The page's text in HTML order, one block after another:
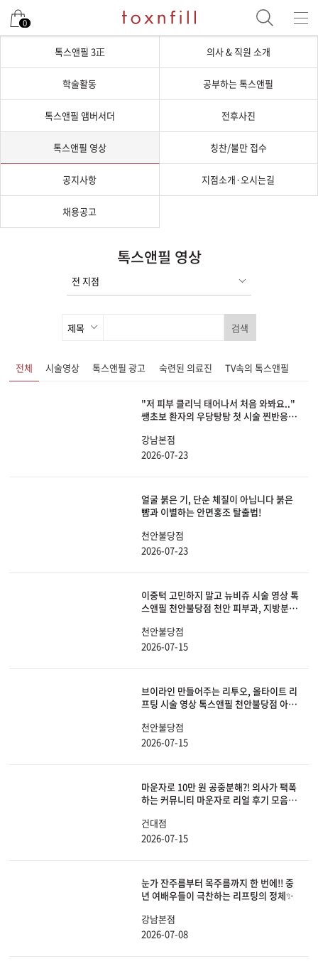
0
톡스앤필 3正 의사 & 직원 소개
학술활동 공부하는 톡스앤필
톡스앤필 앰버서더 전후사진
톡스앤필 영상 칭찬/불만 접수
공지사항 지점소개·오시는길
채용공고
톡스앤필 영상
검색
전체 시술영상 톡스앤필 광고 숙련된 의료진 TV속의 톡스앤필
"저 피부 클리닉 태어나서 처음 와봐요.."
쌩초보 환자의 우당탕탕 첫 시술 찐반응ㅋ
강남본점
2026-07-23
얼굴 붉은 기, 단순 체질이 아닙니다 붉은
뺨과 이별하는 안면홍조 탈출법!
천안불당점
2026-07-23
이중턱 고민하지 말고 뉴비쥬 시술 영상 톡
스앤필 천안불당점 천안 피부과, 지방분해
천안불당점
2026-07-15
브이라인 만들어주는 리투오, 올타이트 리
프팅 시술 영상 톡스앤필 천안불당점 아산
천안불당점
2026-07-15
마운자로 10만 원 공중분해?! 의사가 팩폭
하는 커뮤니티 마운자로 리얼 후기 모음
건대점
2026-07-15
눈가 잔주름부터 목주름까지 한 번에!! 중
년 여배우들이 극찬하는 리프팅의 정체✨
강남본점
2026-07-08